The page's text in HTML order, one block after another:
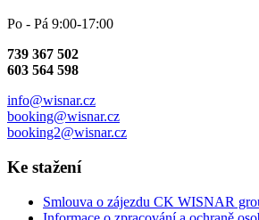
Po - Pá 9:00-17:00
739 367 502
603 564 598
info@wisnar.cz
booking@wisnar.cz
booking2@wisnar.cz
Ke stažení
Smlouva o zájezdu CK WISNAR